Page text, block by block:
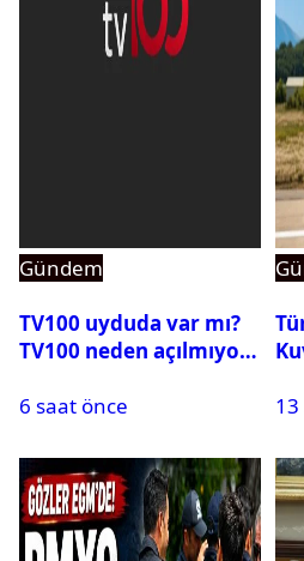
Gündem
TV100 uyduda var mı?
TV100 neden açılmıyor?
6 saat önce